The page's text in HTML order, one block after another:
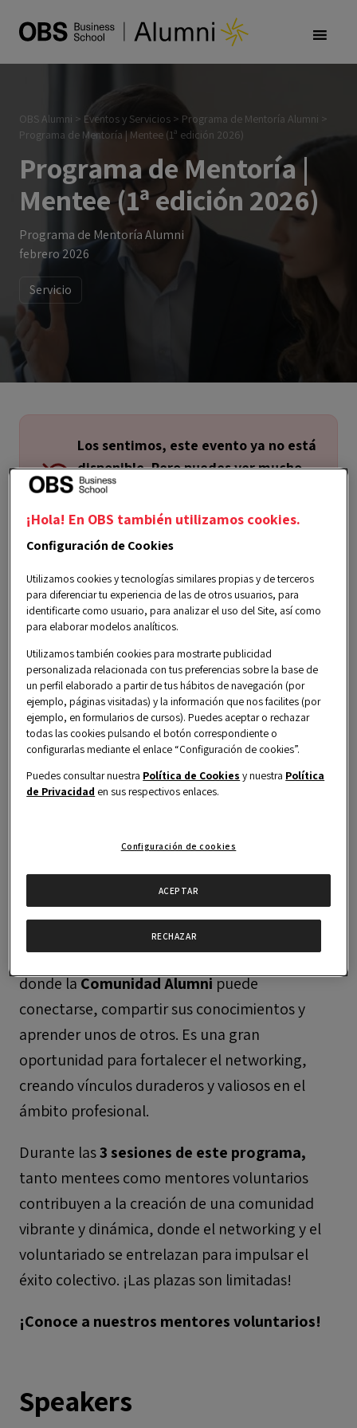
OBS Alumni > Eventos y Servicios > Programa de Mentoría Alumni >
Programa de Mentoría | Mentee (1ª edición 2026)
Programa de Mentoría |
Mentee (1ª edición 2026)
Programa de Mentoría Alumni
febrero 2026
Servicio
Los sentimos, este evento ya no está
disponible. Pero puedes ver mucho
más contenido exclusivo en nuestra
página de Eventos.
facilitar interacciones entre profesionales,
fomentar la colaboración mediante el
Voluntariadoy proporcionar un entorno
propicio para el intercambio de ideas y
experiencias. Este programa ofrece un espacio
donde laComunidad Alumnipuede
conectarse, compartir sus conocimientos y
aprender unos de otros. Es una gran
oportunidad para fortalecer el networking,
creando vínculos duraderos y valiosos en el
ámbito profesional.
Durante las3 sesiones de este programa,
tanto mentees como mentores voluntarios
contribuyen a la creación de una comunidad
vibrante y dinámica, donde el networking y el
voluntariado se entrelazan para impulsar el
éxito colectivo. ¡Las plazas son limitadas!
¡Conoce a nuestros mentores voluntarios!
Speakers
lunes, 02 febrero 2026
Español
¡Hola! En OBS también utilizamos cookies.
Configuración de Cookies
Utilizamos cookies y tecnologías similares propias y de terceros
para diferenciar tu experiencia de las de otros usuarios, para
identificarte como usuario, para analizar el uso del Site, así como
para elaborar modelos analíticos.
Utilizamos también cookies para mostrarte publicidad
personalizada relacionada con tus preferencias sobre la base de
un perfil elaborado a partir de tus hábitos de navegación (por
ejemplo, páginas visitadas) y la información que nos facilites (por
ejemplo, en formularios de cursos). Puedes aceptar o rechazar
todas las cookies pulsando el botón correspondiente o
configurarlas mediante el enlace “Configuración de cookies”.
Puedes consultar nuestra Política de Cookies y nuestra Política
de Privacidad en sus respectivos enlaces.
Configuración de cookies
RECHAZAR
ACEPTAR